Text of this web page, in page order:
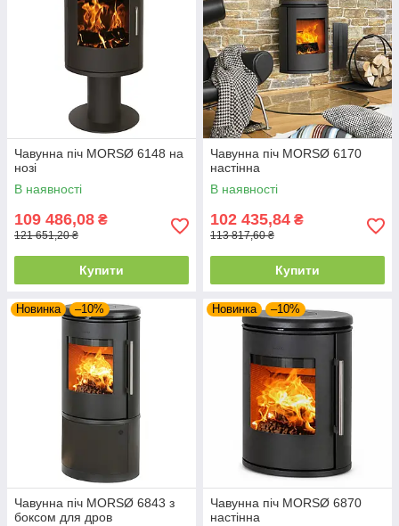
Чавунна піч MORSØ 6148 на
нозі
В наявності
109 486,08 ₴
121 651,20 ₴
Купити
Чавунна піч MORSØ 6170
настінна
В наявності
102 435,84 ₴
113 817,60 ₴
Купити
Новинка –10%
Чавунна піч MORSØ 6843 з
боксом для дров
Новинка –10%
Чавунна піч MORSØ 6870
настінна